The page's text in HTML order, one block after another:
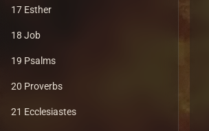
17 Esther
18 Job
19 Psalms
20 Proverbs
21 Ecclesiastes